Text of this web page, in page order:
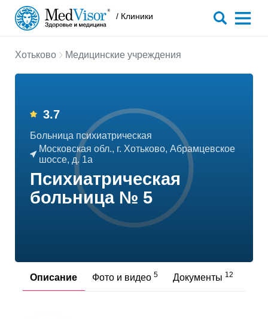
/ Клиники
Хотьково Медицинские учреждения
3.7
Больница психиатрическая
Московская обл., г. Хотьково, Абрамцевское
шоссе, д. 1а
Психиатрическая
больница № 5
Описание Фото и видео 5 Документы 12